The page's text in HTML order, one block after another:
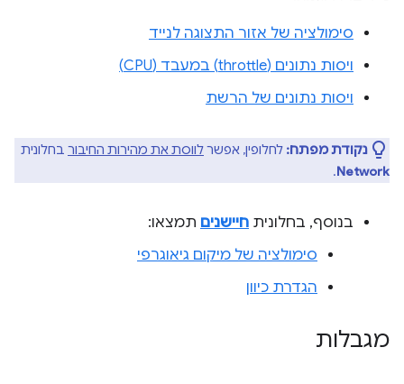
סימולציה של אזור התצוגה לנייד
ויסות נתונים (throttle) במעבד (CPU)
ויסות נתונים של הרשת
נקודת מפתח: לחלופין, אפשרלווסת את מהירות החיבור בחלונית
Network
.
בנוסף, בחלונית חיישנים תמצאו:
סימולציה של מיקום גיאוגרפי
הגדרת כיוון
מגבלות